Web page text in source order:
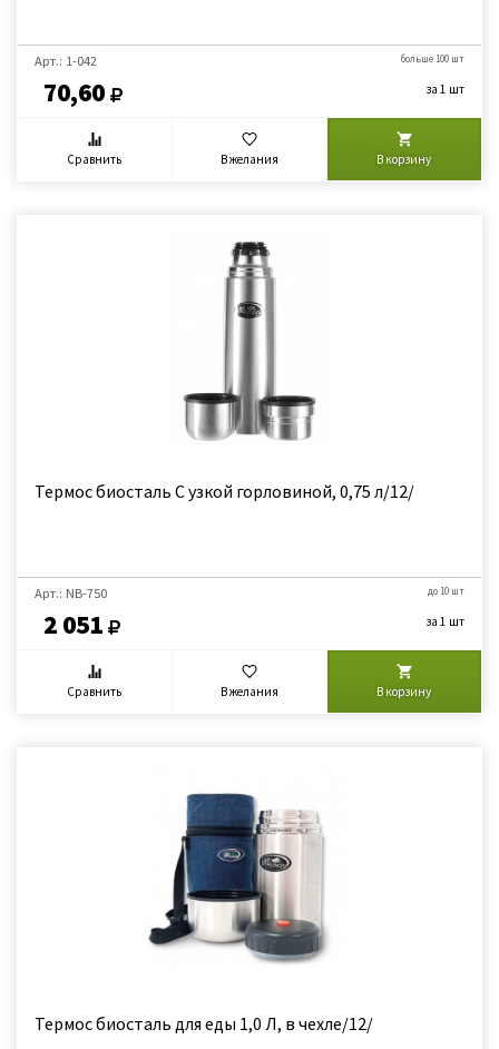
Арт.: 1-042
70,60
больше 100 шт
за 1 шт
Сравнить В желания В корзину
Термос биосталь С узкой горловиной, 0,75 л/12/
Арт.: NB-750
2 051
до 10 шт
за 1 шт
Сравнить В желания В корзину
Термос биосталь для еды 1,0 Л, в чехле/12/